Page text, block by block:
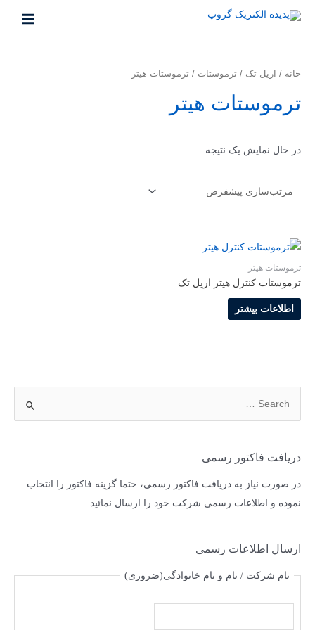
دریافت فاکتور رسمی
در صورت نیاز به دریافت فاکتور رسمی، حتما گزینه فاکتور را انتخاب
نموده و اطلاعات رسمی شرکت خود را ارسال نمائید.
ارسال اطلاعات رسمی
نام شرکت / نام و نام خانوادگی(ضروری)
خانه / اریل تک / ترموستات / ترموستات هیتر
ترموستات هیتر
در حال نمایش یک نتیجه
ترموستات هیتر
ترموستات کنترل هیتر اریل تک
اطلاعات بیشتر